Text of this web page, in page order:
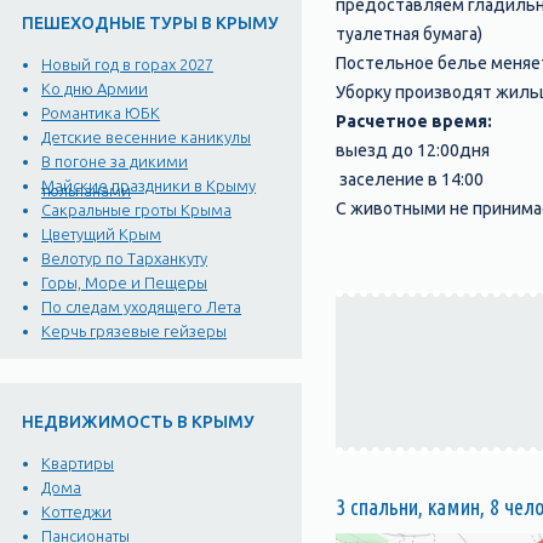
ПЕШЕХОДНЫЕ ТУРЫ В КРЫМУ
Новый год в горах 2027
Ко дню Армии
Романтика ЮБК
Детские весенние каникулы
В погоне за дикими
тюльпанами
Майские праздники в Крыму
Сакральные гроты Крыма
Цветущий Крым
Велотур по Тарханкуту
Горы, Море и Пещеры
По следам уходящего Лета
Керчь грязевые гейзеры
НЕДВИЖИМОСТЬ В КРЫМУ
Квартиры
Дома
Коттеджи
Пансионаты
предоставляем
туалетная бумага)
Постельное белье
Уборку производят
Расчетное время:
выезд до 12:00дня
заселение в 14:00
С животными не
3 спальни, камин, 8